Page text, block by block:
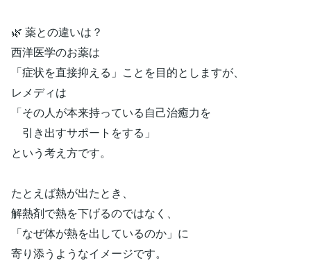
🌿 薬との違いは？
西洋医学のお薬は
「症状を直接抑える」ことを目的としますが、
レメディは
「その人が本来持っている自己治癒力を
引き出すサポートをする」
という考え方です。
たとえば熱が出たとき、
解熱剤で熱を下げるのではなく、
「なぜ体が熱を出しているのか」に
寄り添うようなイメージです。